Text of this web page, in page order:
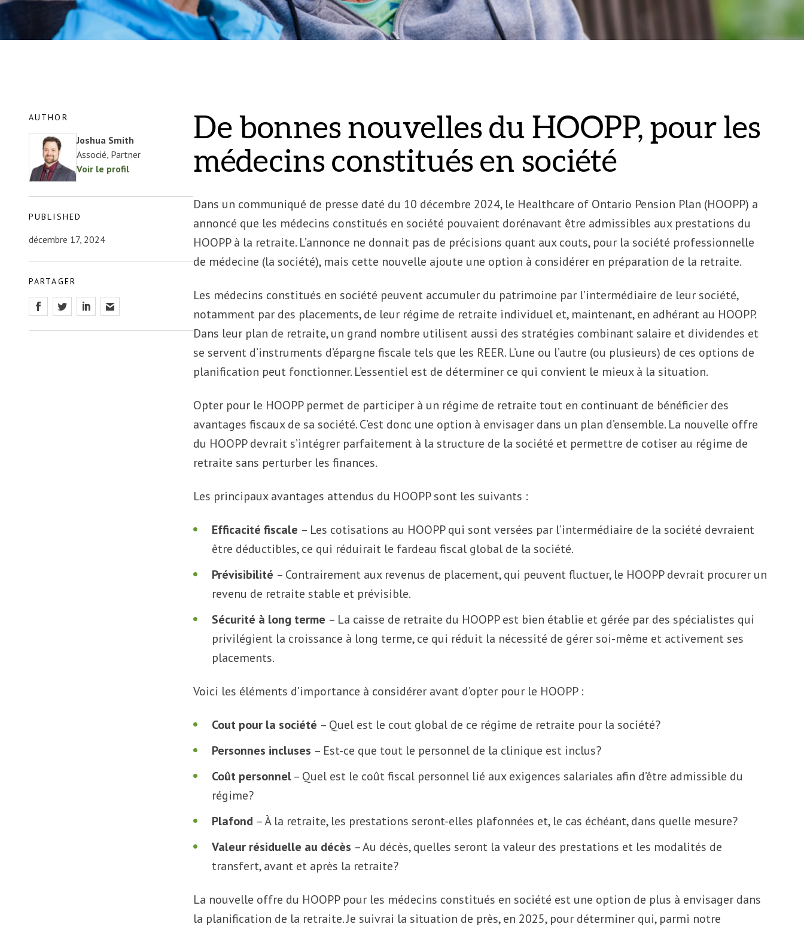
AUTHOR
Joshua Smith
Associé, Partner
Voir le profil
PUBLISHED
décembre 17, 2024
PARTAGER
De bonnes nouvelles du HOOPP, pour les
médecins constitués en société
Dans un communiqué de presse daté du 10 décembre 2024, le Healthcare of Ontario Pension Plan (HOOPP) a
annoncé que les médecins constitués en société pouvaient dorénavant être admissibles aux prestations du
HOOPP à la retraite. L’annonce ne donnait pas de précisions quant aux couts, pour la société professionnelle
de médecine (la société), mais cette nouvelle ajoute une option à considérer en préparation de la retraite.
Les médecins constitués en société peuvent accumuler du patrimoine par l’intermédiaire de leur société,
notamment par des placements, de leur régime de retraite individuel et, maintenant, en adhérant au HOOPP.
Dans leur plan de retraite, un grand nombre utilisent aussi des stratégies combinant salaire et dividendes et
se servent d’instruments d’épargne fiscale tels que les REER. L’une ou l’autre (ou plusieurs) de ces options de
planification peut fonctionner. L’essentiel est de déterminer ce qui convient le mieux à la situation.
Opter pour le HOOPP permet de participer à un régime de retraite tout en continuant de bénéficier des
avantages fiscaux de sa société. C’est donc une option à envisager dans un plan d’ensemble. La nouvelle offre
du HOOPP devrait s’intégrer parfaitement à la structure de la société et permettre de cotiser au régime de
retraite sans perturber les finances.
Les principaux avantages attendus du HOOPP sont les suivants :
Efficacité fiscale – Les cotisations au HOOPP qui sont versées par l’intermédiaire de la société devraient
être déductibles, ce qui réduirait le fardeau fiscal global de la société.
Prévisibilité – Contrairement aux revenus de placement, qui peuvent fluctuer, le HOOPP devrait procurer un
revenu de retraite stable et prévisible.
Sécurité à long terme – La caisse de retraite du HOOPP est bien établie et gérée par des spécialistes qui
privilégient la croissance à long terme, ce qui réduit la nécessité de gérer soi-même et activement ses
placements.
Voici les éléments d’importance à considérer avant d’opter pour le HOOPP :
Cout pour la société – Quel est le cout global de ce régime de retraite pour la société?
Personnes incluses – Est-ce que tout le personnel de la clinique est inclus?
Coût personnel– Quel est le coût fiscal personnel lié aux exigences salariales afin d’être admissible du
régime?
Plafond – À la retraite, les prestations seront-elles plafonnées et, le cas échéant, dans quelle mesure?
Valeur résiduelle au décès – Au décès, quelles seront la valeur des prestations et les modalités de
transfert, avant et après la retraite?
La nouvelle offre du HOOPP pour les médecins constitués en société est une option de plus à envisager dans
la planification de la retraite. Je suivrai la situation de près, en 2025, pour déterminer qui, parmi notre